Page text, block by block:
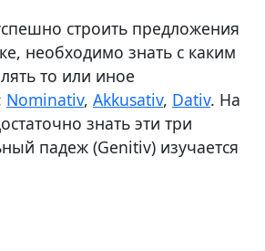
строить предложения
необходимо знать с каким
то или иное
Nominativ, Akkusativ, Dativ. На
знать эти три
падеж (Genitiv) изучается